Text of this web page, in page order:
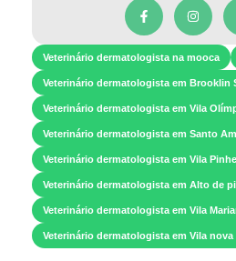
Veterinário dermatologista na mooca
Veterinário dermatologista em Brooklin
Veterinário dermatologista em Vila
Veterinário dermatologista em Santo
Veterinário dermatologista em Vila
Veterinário dermatologista em Alto de
Veterinário dermatologista em Vila
Veterinário dermatologista em Vila